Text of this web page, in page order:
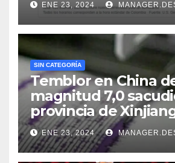
ENE 23, 2024
SIN CATEGORÍA
Temblor en China
magnitud 7,0
provincia de
ENE 23, 2024